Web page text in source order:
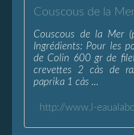
Couscous de la
Couscous de la Mer
Ingrédients: Pour les
de Colin 600 gr de
crevettes 2 càs de
paprika 1 càs ...